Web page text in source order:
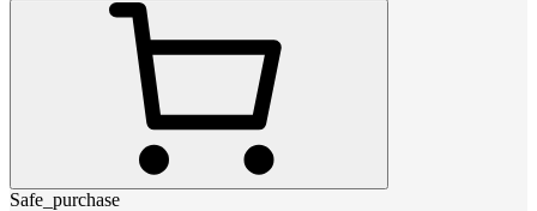
Safe_purchase